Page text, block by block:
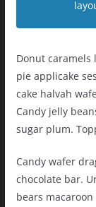
Donut caramels
pie applicake
cake halvah
Candy jelly
sugar plum.
Candy wafer
chocolate bar.
bears